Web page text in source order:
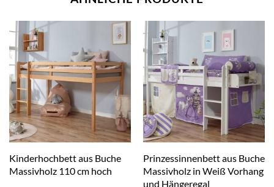
Kinderhochbett aus Buche
Massivholz 110 cm hoch
Prinzessinnenbett aus Buche
Massivholz in Weiß Vorhang
und Hängeregal